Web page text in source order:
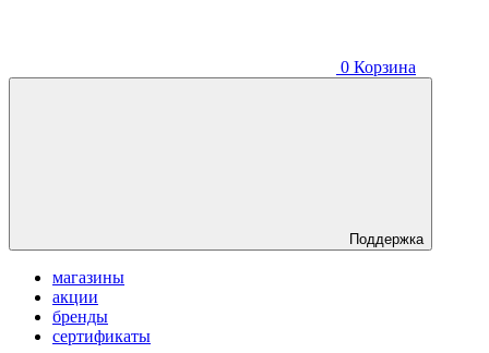
0 Корзина
Поддержка
магазины
акции
бренды
сертификаты